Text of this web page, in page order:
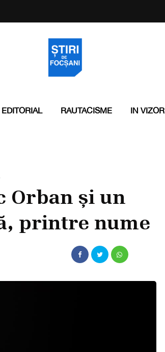
EDITORIAL RAUTACISME IN VIZOR
Orban și un
printre nume